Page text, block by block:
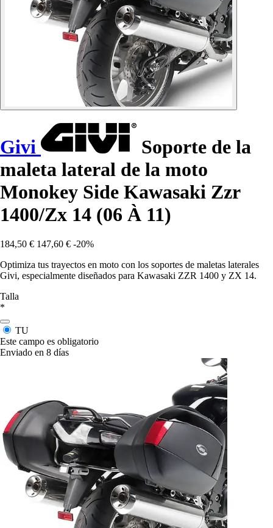
Givi
Soporte de la
maleta lateral de la moto
Monokey Side Kawasaki Zzr
1400/Zx 14 (06 À 11)
184,50 € 147,60 € -20%
Optimiza tus trayectos en moto con los soportes de maletas laterales
Givi, especialmente diseñados para Kawasaki ZZR 1400 y ZX 14.
Talla
*
TU
Este campo es obligatorio
Enviado en 8 días